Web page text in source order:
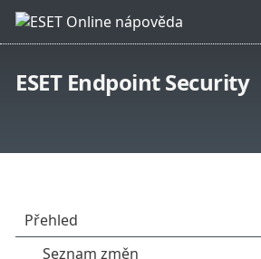
ESET Endpoint Security